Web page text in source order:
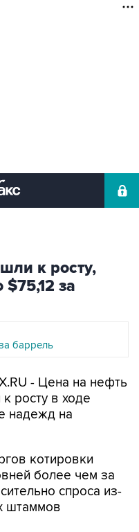
к росту,
за
баррель
- Цена на нефть
росту в ходе
надежд на
котировки
более чем за
спроса из-
штаммов